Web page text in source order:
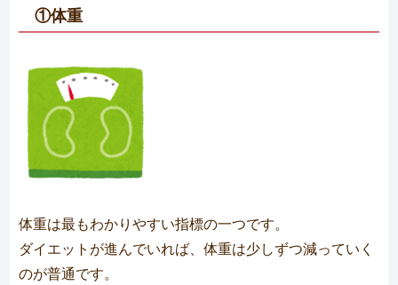
①体重
体重は最もわかりやすい指標の一つです。
ダイエットが進んでいれば、体重は少しずつ減っていく
のが普通です。